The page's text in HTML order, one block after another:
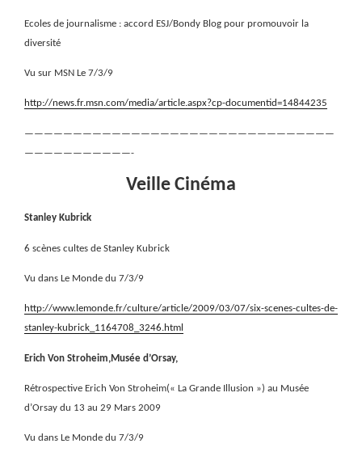
Ecoles de journalisme : accord ESJ/Bondy Blog pour promouvoir la
diversité
Vu sur MSN Le 7/3/9
http://news.fr.msn.com/media/article.aspx?cp-documentid=14844235
————————————————————————————————
———————————-
Veille Cinéma
Stanley Kubrick
6 scènes cultes de Stanley Kubrick
Vu dans Le Monde du 7/3/9
http://www.lemonde.fr/culture/article/2009/03/07/six-scenes-cultes-de-
stanley-kubrick_1164708_3246.html
Erich Von Stroheim,Musée d’Orsay,
Rétrospective Erich Von Stroheim(« La Grande Illusion ») au Musée
d’Orsay du 13 au 29 Mars 2009
Vu dans Le Monde du 7/3/9